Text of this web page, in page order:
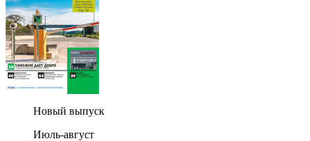
Новый выпуск
Июль-август